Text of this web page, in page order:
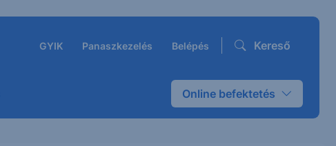
GYIK Panaszkezelés Belépés Kereső
Online befektetés